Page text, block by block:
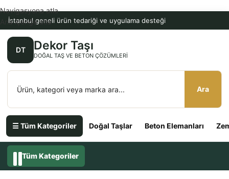
İstanbul geneli ürün tedariği ve uygulama desteği
DT Dekor Taşı
DOĞAL TAŞ VE BETON ÇÖZÜMLERI
Ara
☰ Tüm Kategoriler Doğal Taşlar Beton Elemanları
Navigasyona atla
Ana içeriğe atla
Tüm Kategoriler